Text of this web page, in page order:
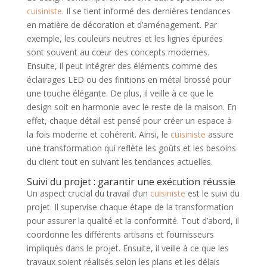
cuisiniste. Il se tient informé des dernières tendances
en matière de décoration et d’aménagement. Par
exemple, les couleurs neutres et les lignes épurées
sont souvent au cœur des concepts modernes.
Ensuite, il peut intégrer des éléments comme des
éclairages LED ou des finitions en métal brossé pour
une touche élégante. De plus, il veille à ce que le
design soit en harmonie avec le reste de la maison. En
effet, chaque détail est pensé pour créer un espace à
la fois moderne et cohérent. Ainsi, le cuisiniste assure
une transformation qui reflète les goûts et les besoins
du client tout en suivant les tendances actuelles.
Suivi du projet : garantir une exécution réussie
Un aspect crucial du travail d’un cuisiniste est le suivi du
projet. Il supervise chaque étape de la transformation
pour assurer la qualité et la conformité. Tout d’abord, il
coordonne les différents artisans et fournisseurs
impliqués dans le projet. Ensuite, il veille à ce que les
travaux soient réalisés selon les plans et les délais